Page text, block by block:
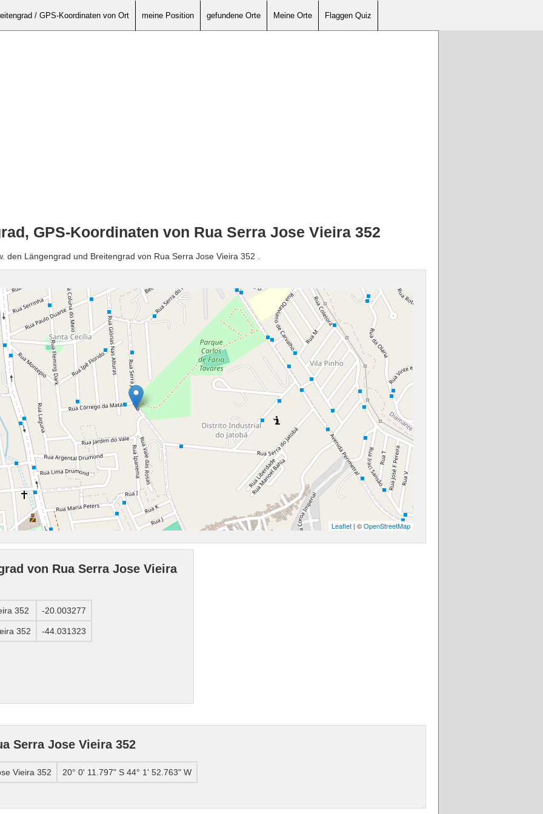
/ GPS-Koordinaten von Ort meine Position gefundene Orte Meine Orte Flaggen Quiz
GPS-Koordinaten von Rua Serra Jose Vieira 352
den Längengrad und Breitengrad von Rua Serra Jose Vieira 352 .
Leaflet | ©OpenStreetMap
von Rua Serra Jose Vieira
352 -20.003277
352 -44.031323
Serra Jose Vieira 352
Vieira 352 20° 0' 11.797" S 44° 1' 52.763" W